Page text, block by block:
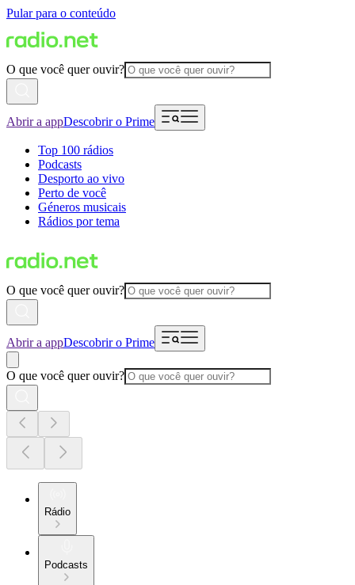
Pular para o conteúdo
O que você quer ouvir?
Abrir a appDescobrir o Prime
Top 100 rádios
Podcasts
Desporto ao vivo
Perto de você
Géneros musicais
Rádios por tema
O que você quer ouvir?
Abrir a appDescobrir o Prime
O que você quer ouvir?
Rádio
Podcasts